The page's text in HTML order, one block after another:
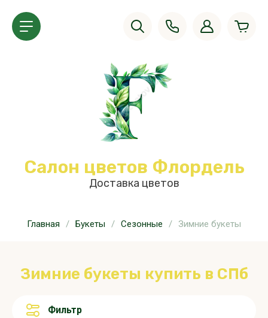
Салон цветов Флордель
Доставка цветов
Главная / Букеты / Сезонные / Зимние букеты
Зимние букеты купить в СПб
Фильтр